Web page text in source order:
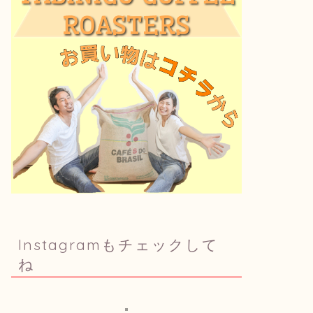
Instagramもチェックして
ね